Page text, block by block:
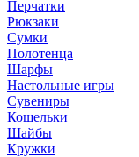
Перчатки
Рюкзаки
Сумки
Полотенца
Шарфы
Настольные игры
Сувениры
Кошельки
Шайбы
Кружки